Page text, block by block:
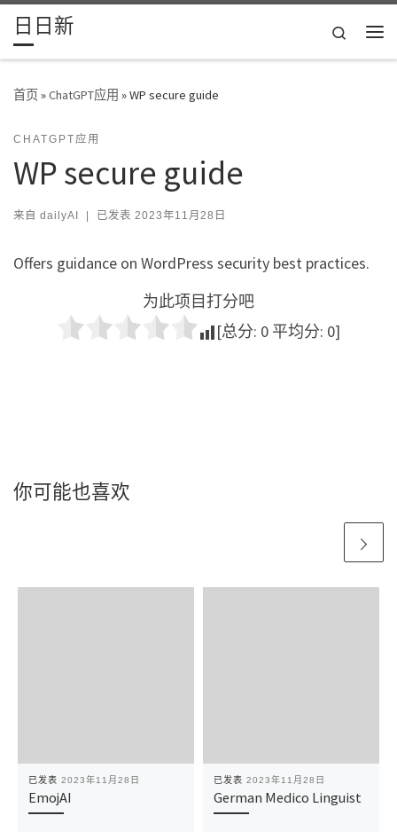
Skip to content
日日新
Search
首页»ChatGPT应用 »WP secure guide
CHATGPT应用
WP secure guide
来自 dailyAI | 已发表 2023年11月28日
Offers guidance on WordPress security best practices.
为此项目打分吧
[总分: 0 平均分: 0]
你可能也喜欢
已发表 2023年11月28日
EmojAI
已发表 2023年11月28日
German Medico Linguist